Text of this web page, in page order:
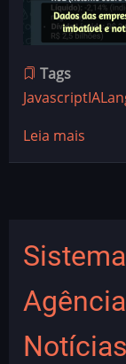
Tags
JavascriptIA
Leia mais
Fina,
agente
IA
Notícias